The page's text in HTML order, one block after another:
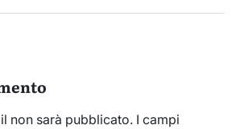
non sarà pubblicato. I campi